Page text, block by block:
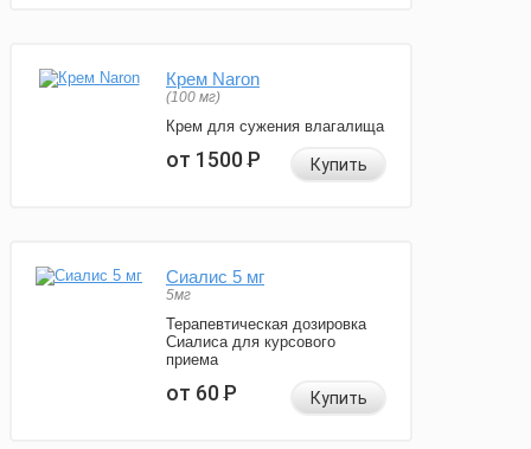
Крем Naron
(100 мг)
Крем для сужения влагалища
от 1500Р Купить
Сиалис 5 мг
5мг
Терапевтическая дозировка
Сиалиса для курсового
приема
от 60Р Купить